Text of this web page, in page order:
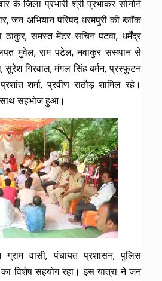
के जिला प्रभारी श्री प्रभाकर सोनोने
जन अभियान परिषद धरमपुरी की ब्लॉक
ठाकुर, समस्त मेंटर सचिन पटवा, धर्मेंद्र
मुवेल, राम पटेल, नवाकुर सस्थान से
गिरवाल, मंगल सिंह बर्मन, प्रस्फुटन
शर्मा, प्रवीण राठौड़ शामिल रहे।
सहभोज हुआ।
ग्राम वासी, पंचायत प्रशासन, पुलिस
विशेष सहयोग रहा। इस यात्रा ने जन